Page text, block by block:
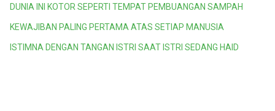
DUNIA INI KOTOR SEPERTI TEMPAT PEMBUANGAN SAMPAH
KEWAJIBAN PALING PERTAMA ATAS SETIAP MANUSIA
ISTIMNA DENGAN TANGAN ISTRI SAAT ISTRI SEDANG HAID